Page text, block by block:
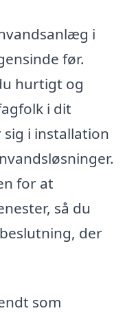
i
før.
hurtigt og
i dit
i installation
for at
så du
der
som